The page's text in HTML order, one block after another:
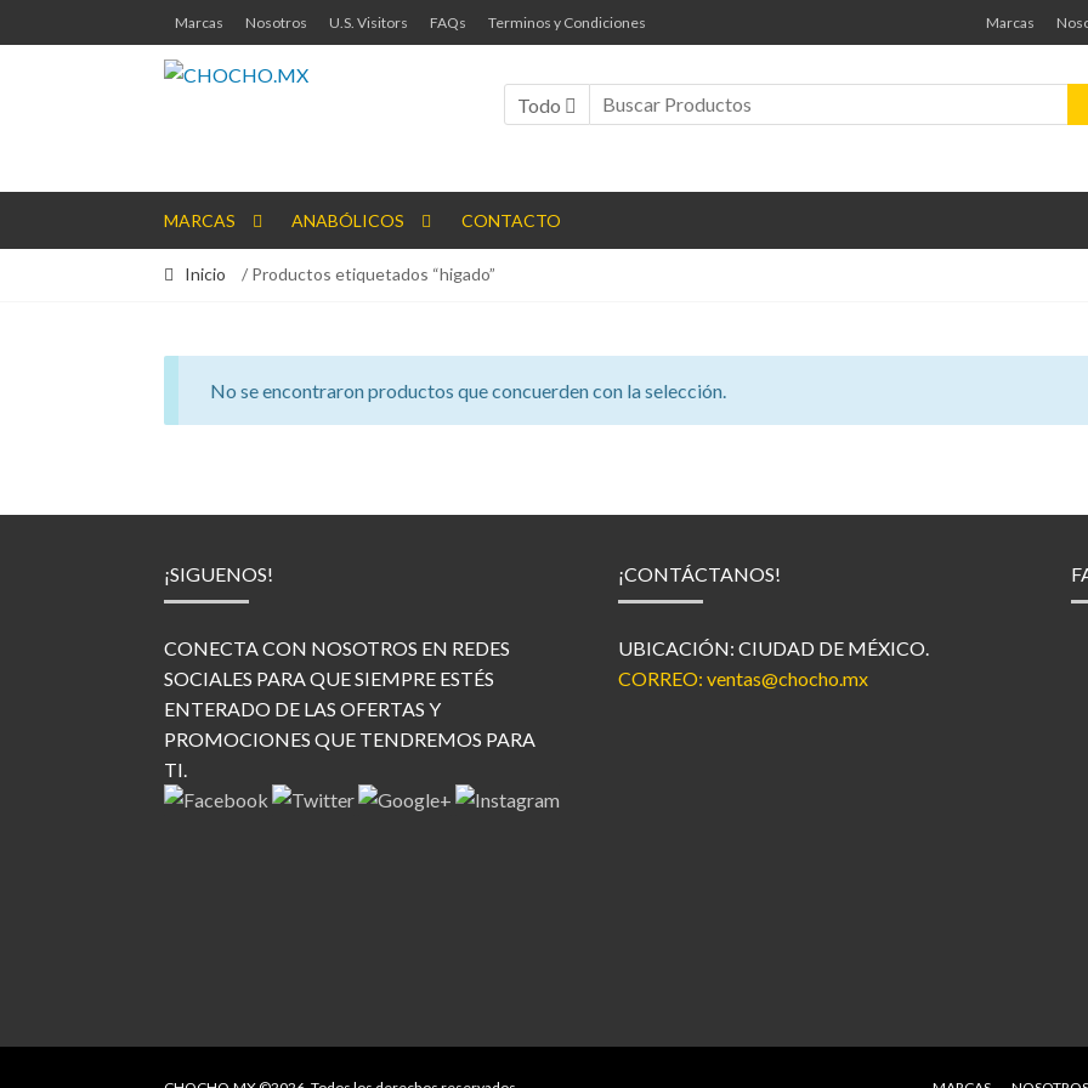
a
la
al
contenido
Marcas Nosotros U.S. Visitors FAQs Terminos y Condiciones Marcas
Todo
MARCAS ANABÓLICOS CONTACTO
Inicio / Productos etiquetados “higado”
No se encontraron productos que concuerden con la selección.
¡SIGUENOS!
CONECTA CON NOSOTROS EN REDES
SOCIALES PARA QUE SIEMPRE ESTÉS
ENTERADO DE LAS OFERTAS Y
PROMOCIONES QUE TENDREMOS PARA
TI.
¡CONTÁCTANOS!
UBICACIÓN: CIUDAD DE MÉXICO.
CORREO: ventas@chocho.mx